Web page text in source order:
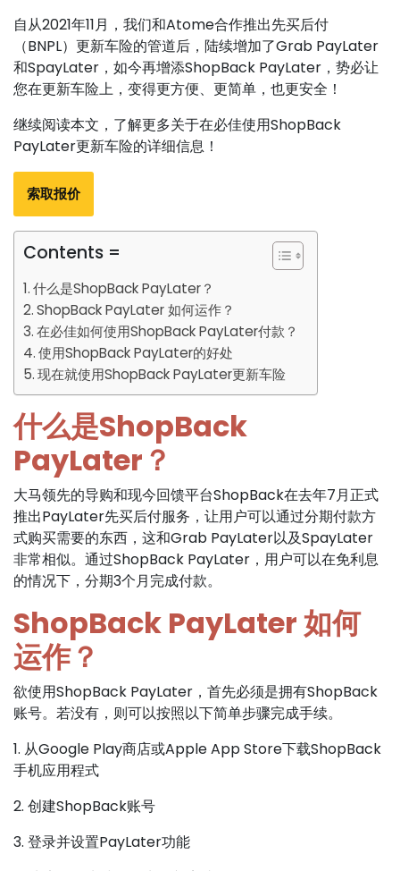
自从2021年11月，我们和Atome合作推出先买后付
（BNPL）更新车险的管道后，陆续增加了Grab PayLater
和SpayLater，如今再增添ShopBack PayLater，势必让
您在更新车险上，变得更方便、更简单，也更安全！
继续阅读本文，了解更多关于在必佳使用ShopBack
PayLater更新车险的详细信息！
索取报价
Contents =
什么是ShopBack PayLater？
ShopBack PayLater 如何运作？
在必佳如何使用ShopBack PayLater付款？
使用ShopBack PayLater的好处
现在就使用ShopBack PayLater更新车险
什么是ShopBack
PayLater？
大马领先的导购和现今回馈平台ShopBack在去年7月正式
推出PayLater先买后付服务，让用户可以通过分期付款方
式购买需要的东西，这和Grab PayLater以及SpayLater
非常相似。通过ShopBack PayLater，用户可以在免利息
的情况下，分期3个月完成付款。
ShopBack PayLater 如何
运作？
欲使用ShopBack PayLater，首先必须是拥有ShopBack
账号。若没有，则可以按照以下简单步骤完成手续。
1. 从Google Play商店或Apple App Store下载ShopBack
手机应用程式
2. 创建ShopBack账号
3. 登录并设置PayLater功能